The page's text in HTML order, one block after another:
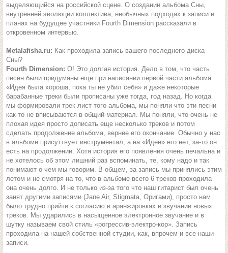
выделяющийся на российской сцене. О создании альбома Сны,
внутренней эволюции коллектива, необычных подходах к записи и
планах на будущее участники Fourth Dimension рассказали в
откровенном интервью.
Metalafisha.ru: Как проходила запись вашего последнего диска
Сны?
Fourth Dimension: О! Это долгая история. Дело в том, что часть
песен были придуманы еще при написании первой части альбома
«Идея была хороша, пока ты не убил себя» и даже некоторые
барабанные треки были прописаны уже тогда, год назад. Но когда
мы формировали трек лист того альбома, мы поняли что эти песни
как-то не вписываются в общий материал. Мы поняли, что очень не
плохая идея просто дописать еще несколько треков и потом
сделать продолжение альбома, вернее его окончание. Обычно у нас
в альбоме присуттвует инструментал, а на «Идее» его нет, за-то он
есть на продолжении. Хотя история его появления очень печальна и
не хотелось об этом лишний раз вспоминать, те, кому надо и так
понимают о чем мы говорим. В общем, за запись мы принялись этим
летом и не смотря на то, что в альбоме всего 6 треков проходила
она очень долго. И не только из-за того что наш гитарист был очень
занят другими записями (Jane Air, Stigmata, Оригами), просто нам
было трудно прийти к согласию в аранжировках и звучании новых
треков. Мы ударились в насыщенное электронное звучание и в
шутку называем свой стиль «рогрессив-электро-кор». Запись
проходила на нашей собственной студии, как, впрочем и все наши
записи.